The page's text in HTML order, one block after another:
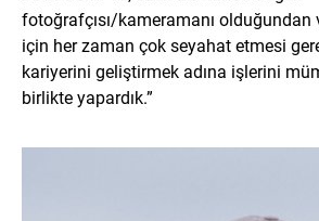
fotoğrafçısı/kameramanı
için her zaman çok seyahat etmesi
kariyerini geliştirmek adına işlerini
birlikte yapardık.”